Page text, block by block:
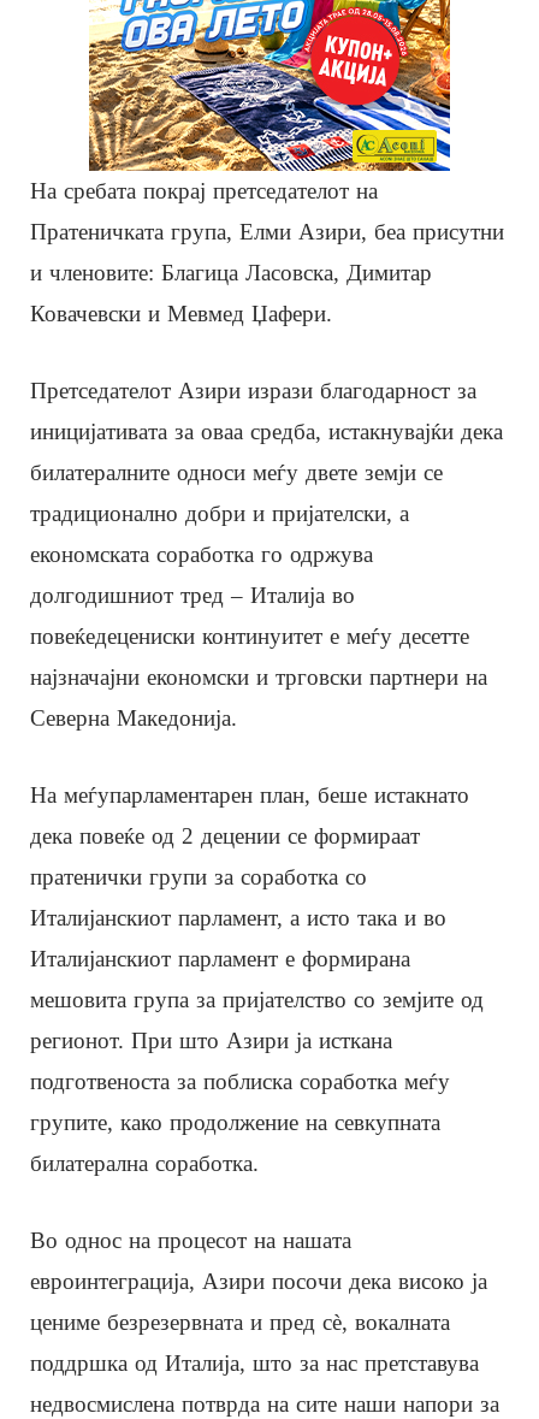
На сребата покрај претседателот на
Пратеничката група, Елми Азири, беа присутни
и членовите: Благица Ласовска, Димитар
Ковачевски и Мевмед Џафери.
Претседателот Азири изрази благодарност за
иницијативата за оваа средба, истакнувајќи дека
билатералните односи меѓу двете земји се
традиционално добри и пријателски, а
економската соработка го одржува
долгодишниот тред – Италија во
повеќедецениски континуитет е меѓу десетте
најзначајни економски и трговски партнери на
Северна Македонија.
На меѓупарламентарен план, беше истакнато
дека повеќе од 2 децении се формираат
пратенички групи за соработка со
Италијанскиот парламент, а исто така и во
Италијанскиот парламент е формирана
мешовита група за пријателство со земјите од
регионот. При што Азири ја исткана
подготвеноста за поблиска соработка меѓу
групите, како продолжение на севкупната
билатерална соработка.
Во однос на процесот на нашата
евроинтеграција, Азири посочи дека високо ја
цениме безрезервната и пред сè, вокалната
поддршка од Италија, што за нас претставува
недвосмислена потврда на сите наши напори за